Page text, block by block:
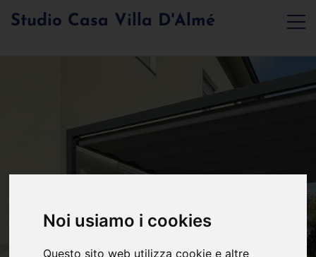
Noi usiamo i cookies
Questo sito web utilizza cookie e altre
Studio Casa Villa D'Almé